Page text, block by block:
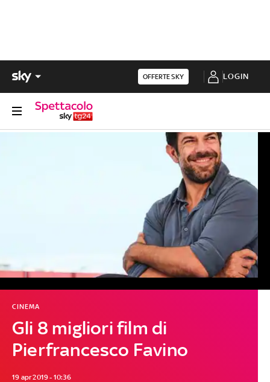
OFFERTE SKY LOGIN
Gli 8 migliori film di
Pierfrancesco Favino
CINEMA
19 apr 2019 - 10:36